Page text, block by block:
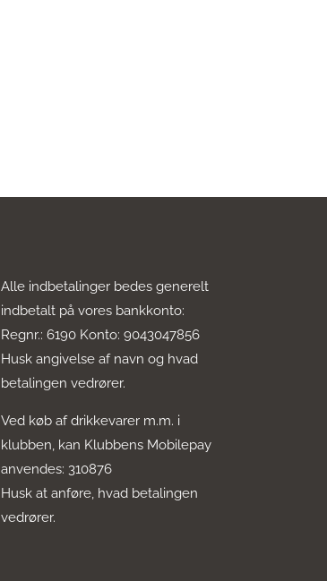
Alle indbetalinger bedes generelt
indbetalt på vores bankkonto:
Regnr.: 6190 Konto: 9043047856
Husk angivelse af navn og hvad
betalingen vedrører.
Ved køb af drikkevarer m.m. i
klubben, kan Klubbens Mobilepay
anvendes: 310876
Husk at anføre, hvad betalingen
vedrører.